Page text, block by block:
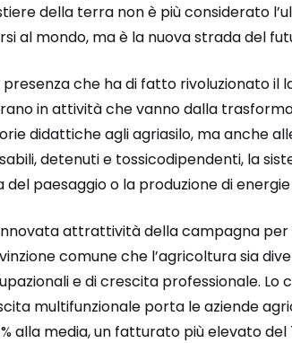
della terra non è più considerato
al mondo, ma è la nuova strada del
presenza che ha di fatto rivoluzionato il
in attività che vanno dalla
didattiche agli agriasilo, ma anche
detenuti e tossicodipendenti, la
del paesaggio o la produzione di
attrattività della campagna
comune che l’agricoltura sia
e di crescita professionale. Lo
multifunzionale porta le aziende
alla media, un fatturato più elevato del